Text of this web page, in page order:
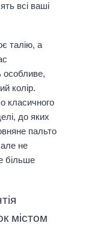
всі ваші
талію, а
колір.
класичного
до яких
пальто
не
більше
містом